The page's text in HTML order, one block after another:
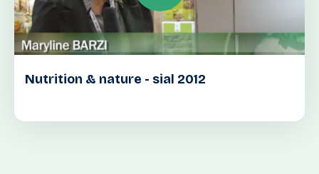
Nutrition & nature - sial 2012